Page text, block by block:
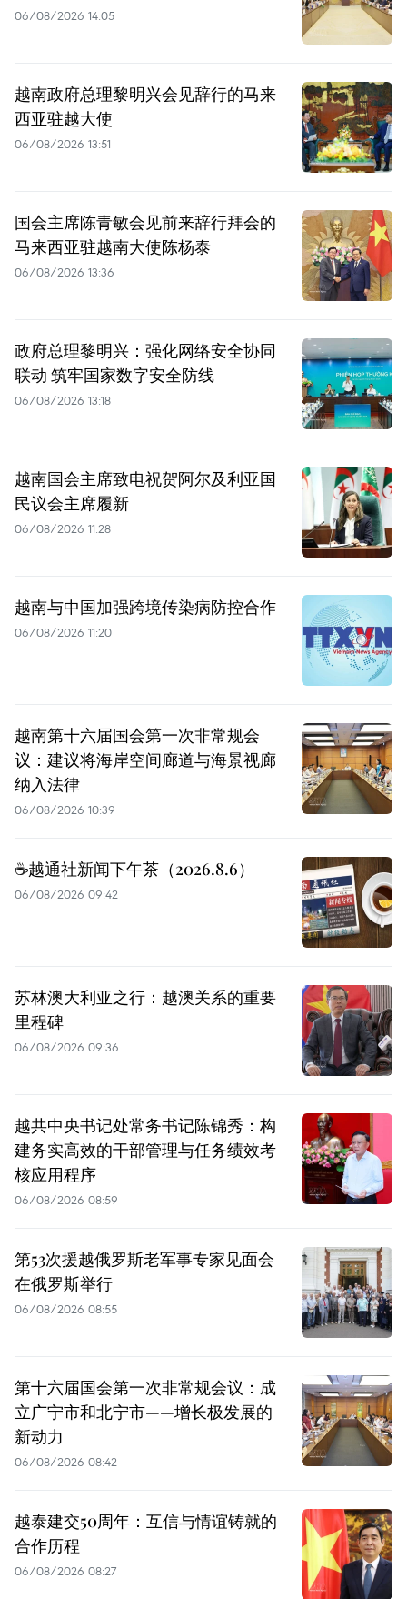
06/08/2026 14:05
越南政府总理黎明兴会见辞行的马来
西亚驻越大使
06/08/2026 13:51
国会主席陈青敏会见前来辞行拜会的
马来西亚驻越南大使陈杨泰
06/08/2026 13:36
政府总理黎明兴：强化网络安全协同
联动 筑牢国家数字安全防线
06/08/2026 13:18
越南国会主席致电祝贺阿尔及利亚国
民议会主席履新
06/08/2026 11:28
越南与中国加强跨境传染病防控合作
06/08/2026 11:20
越南第十六届国会第一次非常规会
议：建议将海岸空间廊道与海景视廊
纳入法律
06/08/2026 10:39
☕️越通社新闻下午茶（2026.8.6）
06/08/2026 09:42
苏林澳大利亚之行：越澳关系的重要
里程碑
06/08/2026 09:36
越共中央书记处常务书记陈锦秀：构
建务实高效的干部管理与任务绩效考
核应用程序
06/08/2026 08:59
第53次援越俄罗斯老军事专家见面会
在俄罗斯举行
06/08/2026 08:55
第十六届国会第一次非常规会议：成
立广宁市和北宁市——增长极发展的
新动力
06/08/2026 08:42
越泰建交50周年：互信与情谊铸就的
合作历程
06/08/2026 08:27